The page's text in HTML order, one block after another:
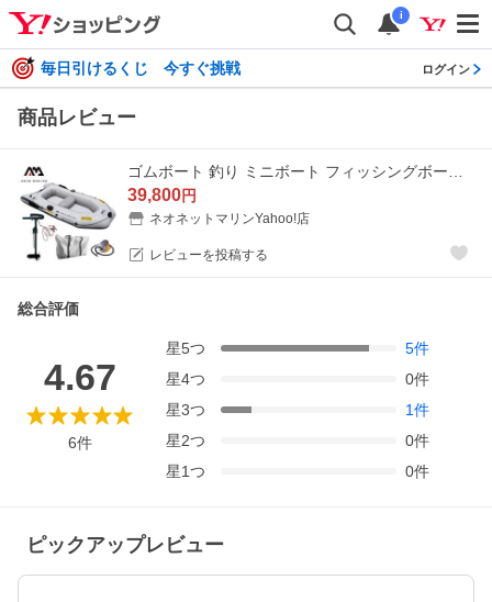
i
毎日引けるくじ 今すぐ挑戦 ログイン
商品レビュー
39,800円
ネオネットマリンYahoo!店
レビューを投稿する
総合評価
4.67
6件
星5つ 5件
星4つ 0件
星3つ 1件
星2つ 0件
星1つ 0件
ピックアップレビュー